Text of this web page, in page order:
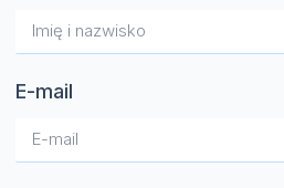
E-mail